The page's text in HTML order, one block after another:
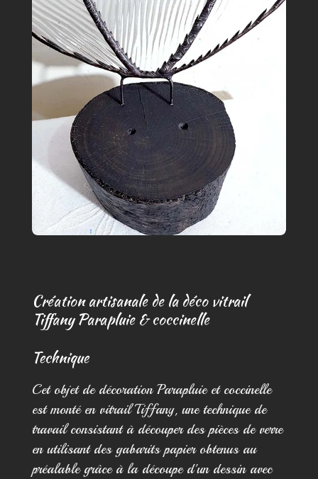
Création artisanale de la déco vitrail
Tiffany Parapluie & coccinelle
Technique
Cet objet de décoration Parapluie et coccinelle
est monté en vitrail Tiffany, une technique de
travail consistant à découper des pièces de verre
en utilisant des gabarits papier obtenus au
préalable grâce à la découpe d'un dessin avec